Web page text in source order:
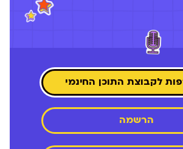
לקבוצת התוכן החינמי
הרשמה